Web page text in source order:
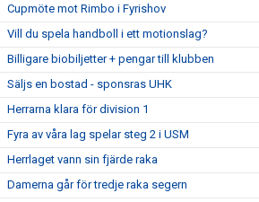
Cupmöte mot Rimbo i Fyrishov
Vill du spela handboll i ett motionslag?
Billigare biobiljetter + pengar till klubben
Säljs en bostad - sponsras UHK
Herrarna klara för division 1
Fyra av våra lag spelar steg 2 i USM
Herrlaget vann sin fjärde raka
Damerna går för tredje raka segern